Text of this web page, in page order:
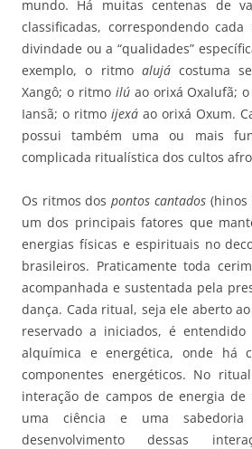
mundo. Há muitas centenas de
classificadas, correspondendo
divindade ou a “qualidades”
exemplo, o ritmo alujácostuma
Xangô; o ritmo ilúao orixá Oxalufã;
Iansã; o ritmo ijexá ao orixá Oxum.
possui também uma ou mais
complicada ritualística dos cultos
Os ritmos dospontos cantados(hinos
um dos principais fatores que
energias físicas e espirituais no
brasileiros. Praticamente toda
acompanhada e sustentada pela
dança. Cada ritual, seja ele aberto
reservado a iniciados, é entendido
alquímica e energética, onde há
componentes energéticos. No
interação de campos de energia de
uma ciência e uma
desenvolvimento dessas